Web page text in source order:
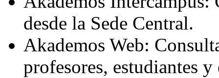
desde la Sede Central.
Akademos Web:
profesores, estudiantes